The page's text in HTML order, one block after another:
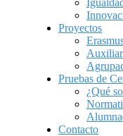
Proyectos
Pruebas de
¿Qué
Contacto